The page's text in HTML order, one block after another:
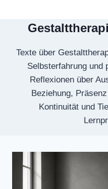
Texte über
Selbsterfahrung und
Reflexionen über
Beziehung,
Kontinuität und